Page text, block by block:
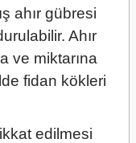
ahır gübresi
Ahır
ve miktarına
fidan kökleri
edilmesi